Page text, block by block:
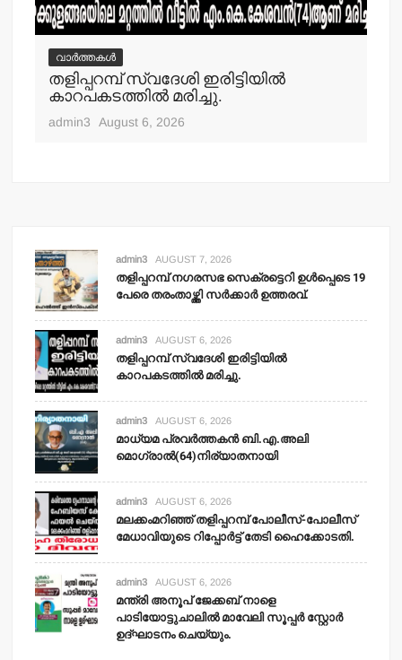
വാർത്തകൾ
തളിപ്പറമ്പ് സ്വദേശി ഇരിട്ടിയില്‍
കാറപകടത്തില്‍ മരിച്ചു.
admin3 August 6, 2026
admin3 AUGUST 7, 2026
തളിപ്പറമ്പ് നഗരസഭ സെക്രട്ടെറി ഉള്‍പ്പെടെ 19
പേരെ തരംതാഴ്ത്തി സര്‍ക്കാര്‍ ഉത്തരവ്.
admin3 AUGUST 6, 2026
തളിപ്പറമ്പ് സ്വദേശി ഇരിട്ടിയില്‍
കാറപകടത്തില്‍ മരിച്ചു.
admin3 AUGUST 6, 2026
മാധ്യമ പ്രവര്‍ത്തകന്‍ ബി.എ.അലി
മൊഗ്രാല്‍(64)നിര്യാതനായി
admin3 AUGUST 6, 2026
മലക്കംമറിഞ്ഞ് തളിപ്പറമ്പ് പോലീസ്-പോലീസ്
മേധാവിയുടെ റിപ്പോര്‍ട്ട് തേടി ഹൈക്കോടതി.
admin3 AUGUST 6, 2026
മന്ത്രി അനൂപ് ജേക്കബ് നാളെ
പാടിയോട്ടുചാലില്‍ മാവേലി സൂപ്പര്‍ സ്റ്റോര്‍
ഉദ്ഘാടനം ചെയ്യും.